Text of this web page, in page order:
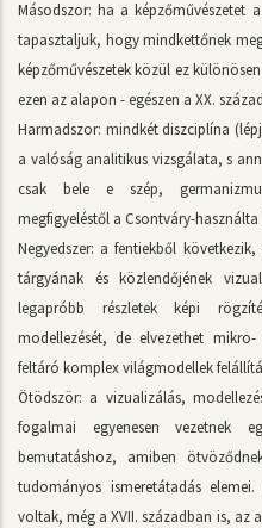
Másodszor: ha a képzőművészetet
tapasztaljuk, hogy mindkettőnek
képzőművészetek közül ez
ezen az alapon - egészen a XX.
Harmadszor: mindkét diszciplína
a valóság analitikus vizsgálata, s
csak bele e szép,
megfigyeléstől a Csontváry-
Negyedszer: a fentiekből
tárgyának és közlendőjének
legapróbb részletek képi
modellezését, de elvezethet
feltáró komplex világmodellek
Ötödször: a vizualizálás,
fogalmai egyenesen vezetnek
bemutatáshoz, amiben
tudományos ismeretátadás
voltak, még a XVII. században is, az